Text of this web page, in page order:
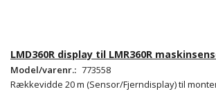
LMD360R display til LMR360R
Model/varenr.: 773558
Rækkevidde 20 m (Sensor/Fjerndisplay) til